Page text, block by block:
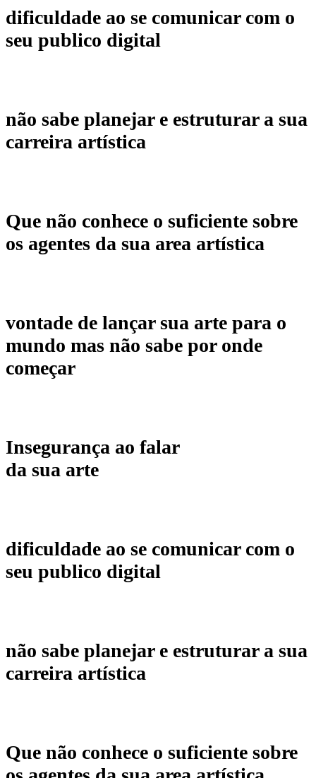
dificuldade ao se comunicar com o
seu publico digital
não sabe planejar e estruturar a sua
carreira artística
Que não conhece o suficiente sobre
os agentes da sua area artística
vontade de lançar sua arte para o
mundo mas não sabe por onde
começar
Insegurança ao falar
da sua arte
dificuldade ao se comunicar com o
seu publico digital
não sabe planejar e estruturar a sua
carreira artística
Que não conhece o suficiente sobre